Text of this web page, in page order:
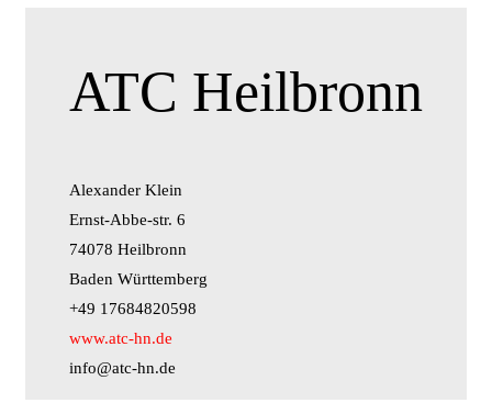
ATC Heilbronn
Alexander Klein
Ernst-Abbe-str. 6
74078 Heilbronn
Baden Württemberg
+49 17684820598
www.atc-hn.de
info@atc-hn.de